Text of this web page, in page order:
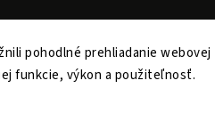
pohodlné prehliadanie webovej
funkcie, výkon a použiteľnosť.
www.papi.sk. Všetky práva vyhradené.